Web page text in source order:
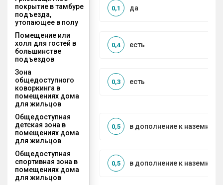
покрытие в тамбуре
подъезда,
утопающее в полу
да
0,1
Помещение или
холл для гостей в
большинстве
подъездов
есть
0,4
Зона
общедоступного
коворкинга в
помещениях дома
для жильцов
есть
0,3
Общедоступная
детская зона в
помещениях дома
для жильцов
в дополнение к наземной
0,5
Общедоступная
спортивная зона в
помещениях дома
для жильцов
в дополнение к наземной
0,5